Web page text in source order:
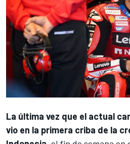
La última vez que el actual
vio en la primera criba de la